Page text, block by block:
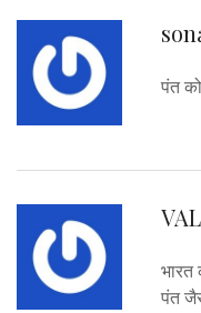
पंत
भारत
पंत जैसे